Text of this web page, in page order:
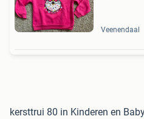
Veenendaal
kersttrui 80 in Kinderen en